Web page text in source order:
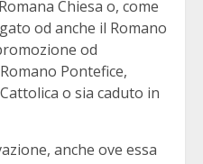
Chiesa o, come
od anche il Romano
od
Pontefice,
o sia caduto in
anche ove essa